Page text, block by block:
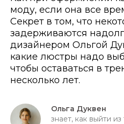
Ольга Дуквен
знает, как выйти
моду, если она все
Секрет в том, что
задерживаются
дизайнером Ольгой
какие люстры надо
чтобы оставаться в
несколько лет.